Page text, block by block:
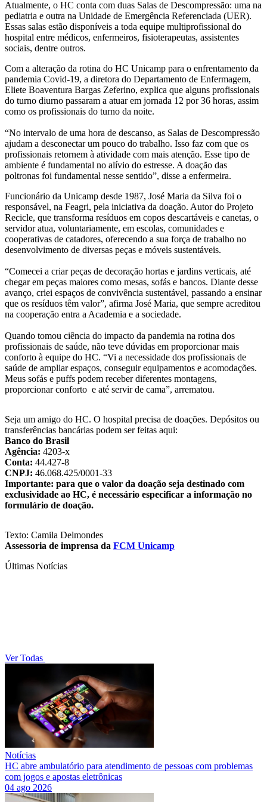
Atualmente, o HC conta com duas Salas de Descompressão: uma na
pediatria e outra na Unidade de Emergência Referenciada (UER).
Essas salas estão disponíveis a toda equipe multiprofissional do
hospital entre médicos, enfermeiros, fisioterapeutas, assistentes
sociais, dentre outros.
Com a alteração da rotina do HC Unicamp para o enfrentamento da
pandemia Covid-19, a diretora do Departamento de Enfermagem,
Eliete Boaventura Bargas Zeferino, explica que alguns profissionais
do turno diurno passaram a atuar em jornada 12 por 36 horas, assim
como os profissionais do turno da noite.
“No intervalo de uma hora de descanso, as Salas de Descompressão
ajudam a desconectar um pouco do trabalho. Isso faz com que os
profissionais retornem à atividade com mais atenção. Esse tipo de
ambiente é fundamental no alívio do estresse. A doação das
poltronas foi fundamental nesse sentido”, disse a enfermeira.
Funcionário da Unicamp desde 1987, José Maria da Silva foi o
responsável, na Feagri, pela iniciativa da doação. Autor do Projeto
Recicle, que transforma resíduos em copos descartáveis e canetas, o
servidor atua, voluntariamente, em escolas, comunidades e
cooperativas de catadores, oferecendo a sua força de trabalho no
desenvolvimento de diversas peças e móveis sustentáveis.
“Comecei a criar peças de decoração hortas e jardins verticais, até
chegar em peças maiores como mesas, sofás e bancos. Diante desse
avanço, criei espaços de convivência sustentável, passando a ensinar
que os resíduos têm valor”, afirma José Maria, que sempre acreditou
na cooperação entra a Academia e a sociedade.
Quando tomou ciência do impacto da pandemia na rotina dos
profissionais de saúde, não teve dúvidas em proporcionar mais
conforto à equipe do HC. “Vi a necessidade dos profissionais de
saúde de ampliar espaços, conseguir equipamentos e acomodações.
Meus sofás e puffs podem receber diferentes montagens,
proporcionar conforto e até servir de cama”, arrematou.
Seja um amigo do HC. O hospital precisa de doações. Depósitos ou
transferências bancárias podem ser feitas aqui:
Banco do Brasil
Agência: 4203-x
Conta: 44.427-8
CNPJ: 46.068.425/0001-33
Importante: para que o valor da doação seja destinado com
exclusividade ao HC, é necessário especificar a informação no
formulário de doação.
Texto: Camila Delmondes
Assessoria de imprensa da FCM Unicamp
Últimas Notícias
Ver Todas
Notícias
HC abre ambulatório para atendimento de pessoas com problemas
com jogos e apostas eletrônicas
04 ago 2026